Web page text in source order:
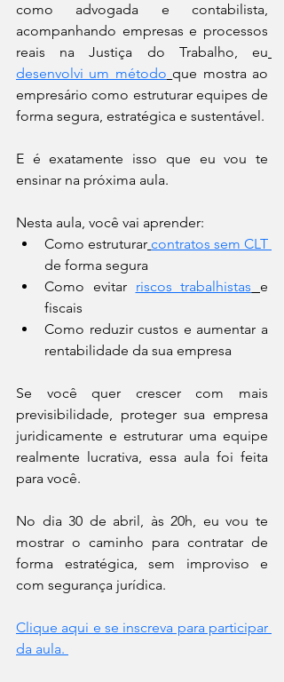
como advogada e contabilista,
acompanhando empresas e processos
reais na Justiça do Trabalho, eu
desenvolvi um método que mostra ao
empresário como estruturar equipes de
forma segura, estratégica e sustentável.
E é exatamente isso que eu vou te
ensinar na próxima aula.
Nesta aula, você vai aprender:
Como estruturar
de forma segura
Como evitar riscos trabalhistas e
fiscais
Como reduzir custos e aumentar a
rentabilidade da sua empresa
Se você quer crescer com mais
previsibilidade, proteger sua empresa
juridicamente e estruturar uma equipe
realmente lucrativa, essa aula foi feita
para você.
No dia 30 de abril, às 20h, eu vou te
mostrar o caminho para contratar de
forma estratégica, sem improviso e
com segurança jurídica.
Clique aqui e se inscreva para participar
da aula.